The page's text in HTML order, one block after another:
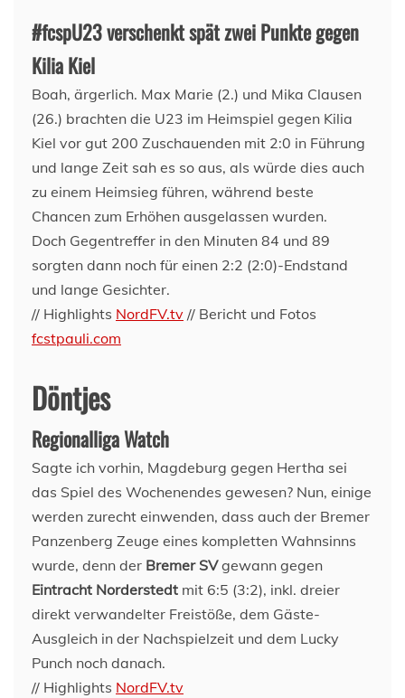
#fcspU23 verschenkt spät zwei Punkte gegen
Kilia Kiel
Boah, ärgerlich. Max Marie (2.) und Mika Clausen
(26.) brachten die U23 im Heimspiel gegen Kilia
Kiel vor gut 200 Zuschauenden mit 2:0 in Führung
und lange Zeit sah es so aus, als würde dies auch
zu einem Heimsieg führen, während beste
Chancen zum Erhöhen ausgelassen wurden.
Doch Gegentreffer in den Minuten 84 und 89
sorgten dann noch für einen 2:2 (2:0)-Endstand
und lange Gesichter.
// Highlights NordFV.tv // Bericht und Fotos
fcstpauli.com
Döntjes
Regionalliga Watch
Sagte ich vorhin, Magdeburg gegen Hertha sei
das Spiel des Wochenendes gewesen? Nun, einige
werden zurecht einwenden, dass auch der Bremer
Panzenberg Zeuge eines kompletten Wahnsinns
wurde, denn der Bremer SVgewann gegen
Eintracht Norderstedt mit 6:5 (3:2), inkl. dreier
direkt verwandelter Freistöße, dem Gäste-
Ausgleich in der Nachspielzeit und dem Lucky
Punch noch danach.
// Highlights NordFV.tv